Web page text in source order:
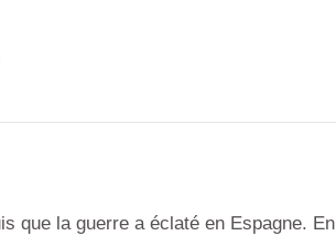
que la guerre a éclaté en Espagne. En